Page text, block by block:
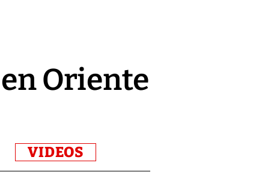
Oriente
VIDEOS